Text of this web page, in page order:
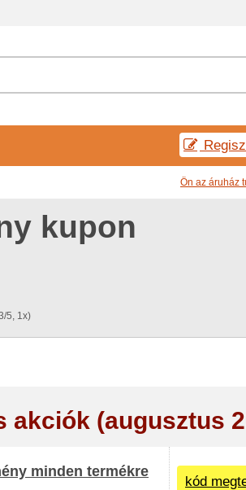
Ön az áruház
kupon
5, 1x)
akciók (augusztus
minden termékre
kód